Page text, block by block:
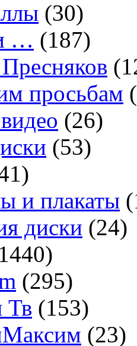
(30)
… (187)
просьбам
(26)
(53)
и плакаты
диски (24)
(295)
Тв (153)
(23)